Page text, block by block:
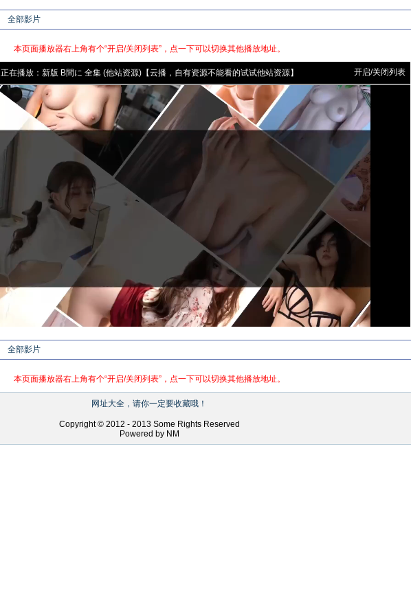
全部影片
本页面播放器右上角有个“开启/关闭列表”，点一下可以切换其他播放地址。
正在播放： 新版 B間に 全集 (他站资源)【云播，自有资源不能看的试试他站资源】 开启/关闭列表
全部影片
本页面播放器右上角有个“开启/关闭列表”，点一下可以切换其他播放地址。
网址大全，请你一定要收藏哦！
Copyright © 2012 - 2013 Some Rights Reserved
Powered by NM